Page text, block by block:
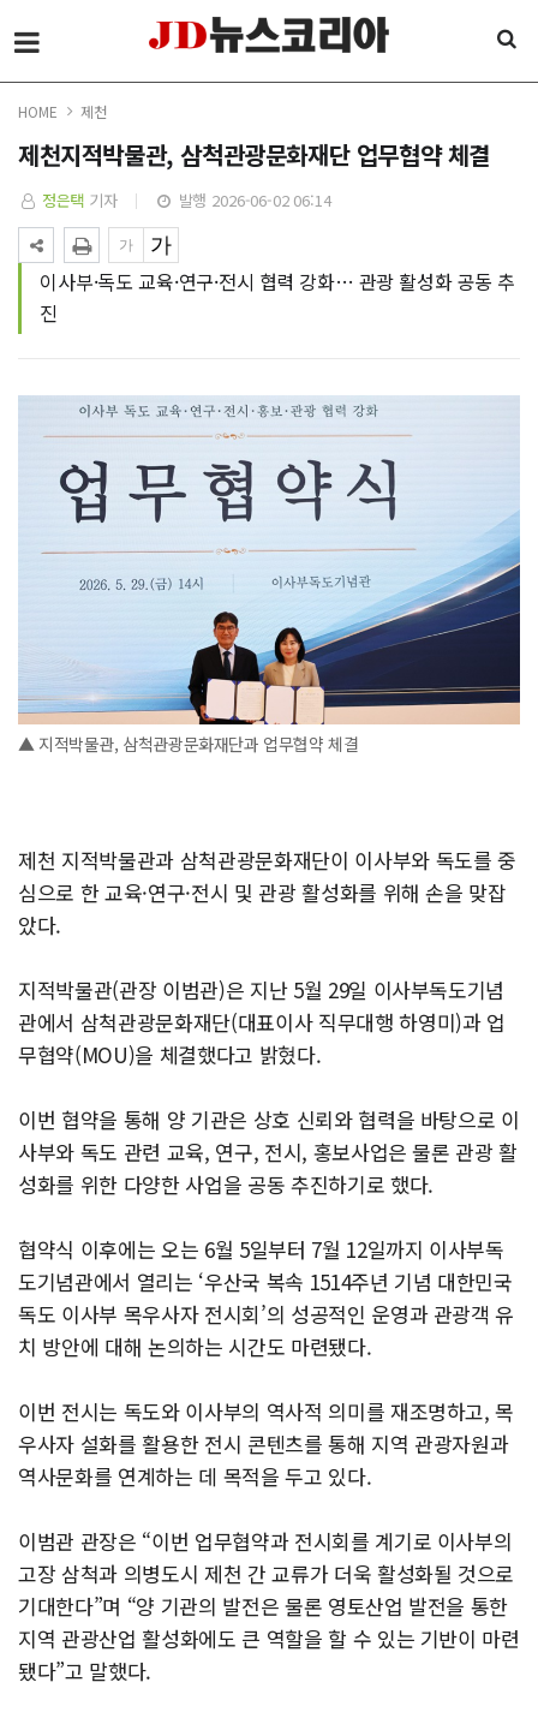
HOME 제천
제천지적박물관, 삼척관광문화재단 업무협약 체결
정은택 기자 발행 2026-06-02 06:14
이사부·독도 교육·연구·전시 협력 강화… 관광 활성화 공동 추
진
▲ 지적박물관, 삼척관광문화재단과 업무협약 체결
제천 지적박물관과 삼척관광문화재단이 이사부와 독도를 중
심으로 한 교육·연구·전시 및 관광 활성화를 위해 손을 맞잡
았다.
지적박물관(관장 이범관)은 지난 5월 29일 이사부독도기념
관에서 삼척관광문화재단(대표이사 직무대행 하영미)과 업
무협약(MOU)을 체결했다고 밝혔다.
이번 협약을 통해 양 기관은 상호 신뢰와 협력을 바탕으로 이
사부와 독도 관련 교육, 연구, 전시, 홍보사업은 물론 관광 활
성화를 위한 다양한 사업을 공동 추진하기로 했다.
협약식 이후에는 오는 6월 5일부터 7월 12일까지 이사부독
도기념관에서 열리는 ‘우산국 복속 1514주년 기념 대한민국
독도 이사부 목우사자 전시회’의 성공적인 운영과 관광객 유
치 방안에 대해 논의하는 시간도 마련됐다.
이번 전시는 독도와 이사부의 역사적 의미를 재조명하고, 목
우사자 설화를 활용한 전시 콘텐츠를 통해 지역 관광자원과
역사문화를 연계하는 데 목적을 두고 있다.
이범관 관장은 “이번 업무협약과 전시회를 계기로 이사부의
고장 삼척과 의병도시 제천 간 교류가 더욱 활성화될 것으로
기대한다”며 “양 기관의 발전은 물론 영토산업 발전을 통한
지역 관광산업 활성화에도 큰 역할을 할 수 있는 기반이 마련
됐다”고 말했다.